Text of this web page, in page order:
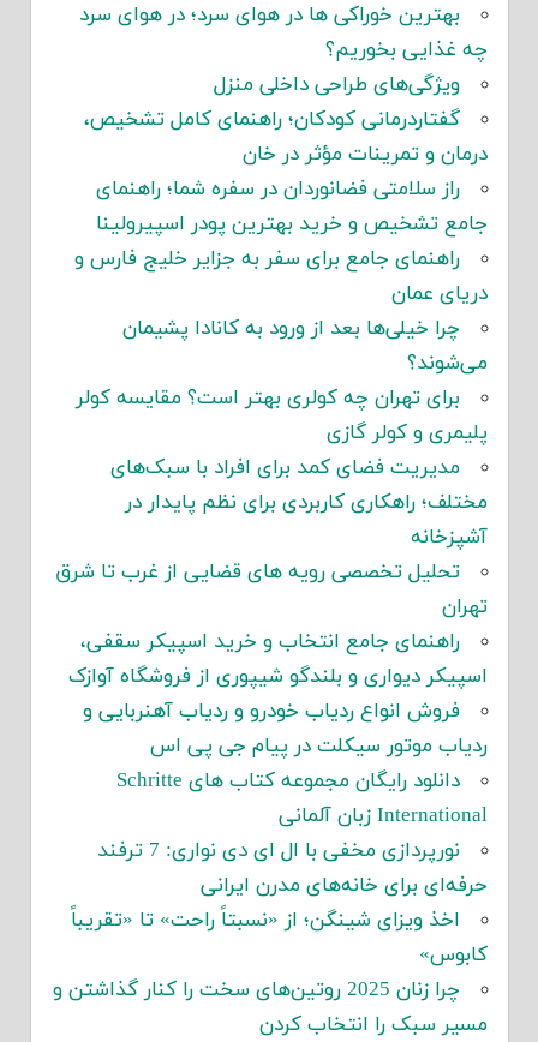
بهترین خوراکی ها در هوای سرد؛ در هوای سرد
چه غذایی بخوریم؟
ویژگی‌های طراحی داخلی منزل
گفتاردرمانی کودکان؛ راهنمای کامل تشخیص،
درمان و تمرینات مؤثر در خان
راز سلامتی فضانوردان در سفره شما؛ راهنمای
جامع تشخیص و خرید بهترین پودر اسپیرولینا
راهنمای جامع برای سفر به جزایر خلیج فارس و
دریای عمان
چرا خیلی‌ها بعد از ورود به کانادا پشیمان
می‌شوند؟
برای تهران چه کولری بهتر است؟ مقایسه کولر
پلیمری و کولر گازی
مدیریت فضای کمد برای افراد با سبک‌های
مختلف؛ راهکاری کاربردی برای نظم پایدار در
آشپزخانه
تحلیل تخصصی رویه های قضایی از غرب تا شرق
تهران
راهنمای جامع انتخاب و خرید اسپیکر سقفی،
اسپیکر دیواری و بلندگو شیپوری از فروشگاه آوازک
فروش انواع ردیاب خودرو و ردیاب آهنربایی و
ردیاب موتور سیکلت در پیام جی پی اس
دانلود رایگان مجموعه کتاب های Schritte
International زبان آلمانی
نورپردازی مخفی با ال ای دی نواری: 7 ترفند
حرفه‌ای برای خانه‌های مدرن ایرانی
اخذ ویزای شینگن؛ از «نسبتاً راحت» تا «تقریباً
کابوس»
چرا زنان 2025 روتین‌های سخت را کنار گذاشتن و
مسیر سبک را انتخاب کردن